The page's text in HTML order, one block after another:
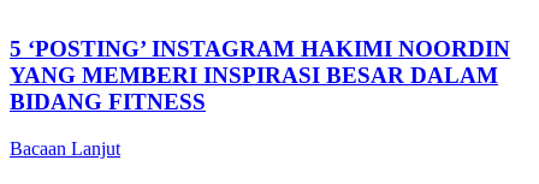
5 ‘POSTING’ INSTAGRAM HAKIMI NOORDIN
YANG MEMBERI INSPIRASI BESAR DALAM
BIDANG FITNESS
Bacaan Lanjut